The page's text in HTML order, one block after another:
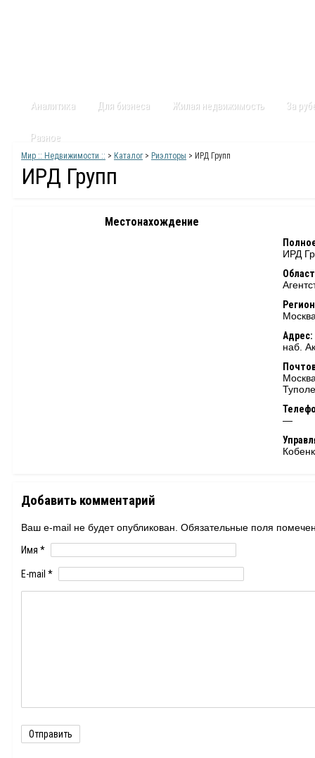
Аналитика Для бизнеса Жилая недвижимость За
Разное
Мир :: Недвижимости :: > Каталог> Риэлторы > ИРД Групп
ИРД Групп
Местонахождение
ИРД
Адрес:
наб.
—
Добавить комментарий
Ваш e-mail не будет опубликован. Обязательные поля
Имя *
E-mail *